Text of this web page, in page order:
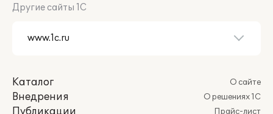
Другие сайты 1С
Каталог
Внедрения
Публикации
О сайте
О решениях 1С
Прайс-лист